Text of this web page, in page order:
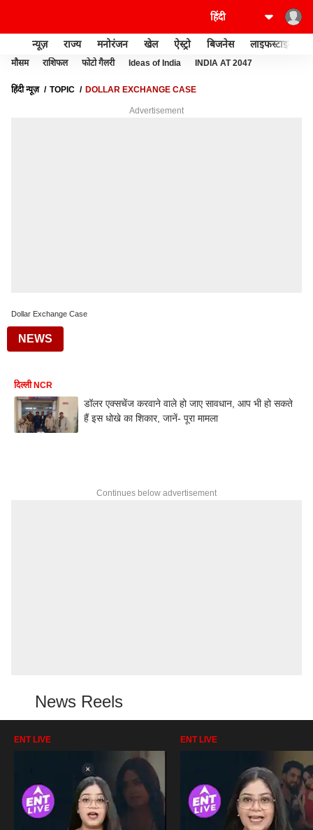
न्यूज़ राज्य मनोरंजन खेल ऐस्ट्रो बिजनेस लाइफस्टाइल
मौसम राशिफल फोटो गैलरी Ideas of India INDIA AT 2047
हिंदी न्यूज़ TOPIC DOLLAR EXCHANGE CASE
Advertisement
Dollar Exchange Case
NEWS
दिल्ली NCR
डॉलर एक्सचेंज करवाने वाले हो जाए सावधान, आप भी हो सकते
हैं इस धोखे का शिकार, जानें- पूरा मामला
Continues below advertisement
News Reels
ENT LIVE ENT LIVE